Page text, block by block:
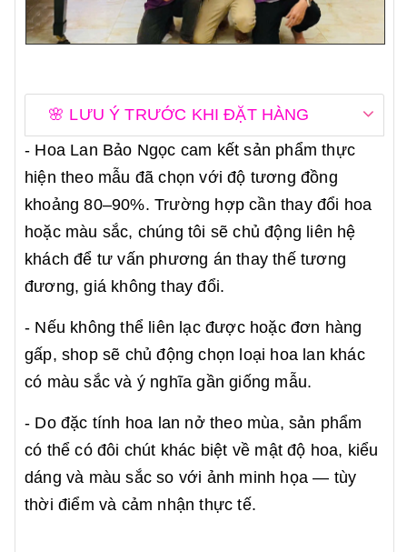
🌸 LƯU Ý TRƯỚC KHI ĐẶT HÀNG
- Hoa Lan Bảo Ngọc cam kết sản phẩm thực
hiện theo mẫu đã chọn với độ tương đồng
khoảng 80–90%. Trường hợp cần thay đổi hoa
hoặc màu sắc, chúng tôi sẽ chủ động liên hệ
khách để tư vấn phương án thay thế tương
đương, giá không thay đổi.
- Nếu không thể liên lạc được hoặc đơn hàng
gấp, shop sẽ chủ động chọn loại hoa lan khác
có màu sắc và ý nghĩa gần giống mẫu.
- Do đặc tính hoa lan nở theo mùa, sản phẩm
có thể có đôi chút khác biệt về mật độ hoa, kiểu
dáng và màu sắc so với ảnh minh họa — tùy
thời điểm và cảm nhận thực tế.